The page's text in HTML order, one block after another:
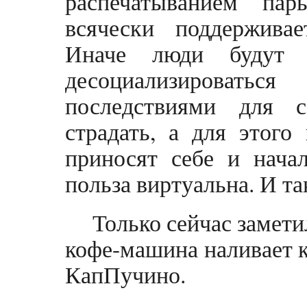
всячески
Иначе люди будут
последствиями
страдать, а для
приносят себе и
польза виртуальна. И
Только сейчас
кофе-машина наливает
КапПучино.